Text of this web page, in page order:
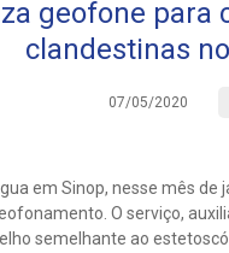
geofone para
clandestinas
07/05/2020
em Sinop, nesse mês
O serviço,
semelhante ao